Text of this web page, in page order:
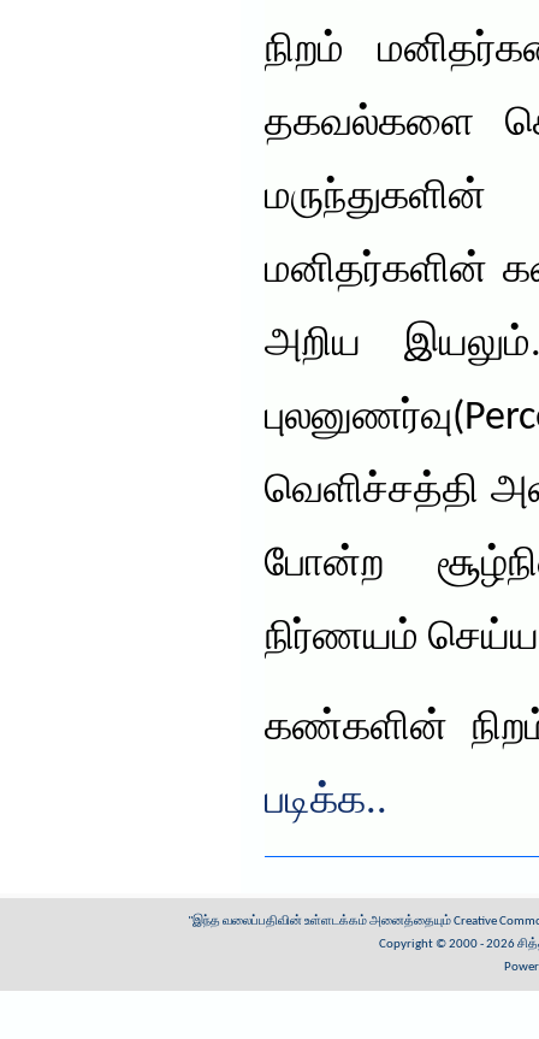
நிறம்
தகவல்களை
மனிதர்களின்
அறிய
வெளிச்சத்தி
போன்ற
நிர்ணயம்
கண்களின்
படிக்க..
"இந்த வலைப்பதிவின் உள்ளடக்கம் அனைத்தையும்Creative
Copyright © 2000 - 2026